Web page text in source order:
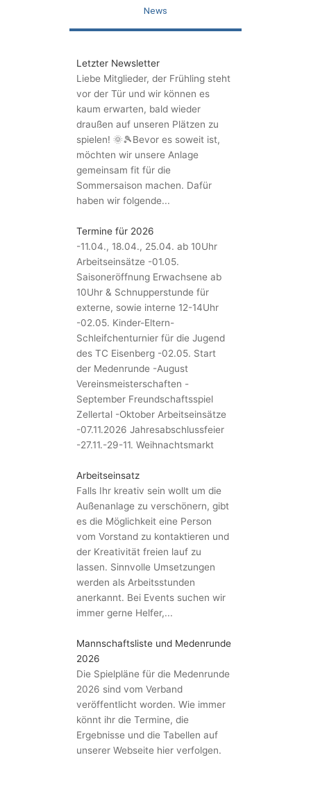
News
Letzter Newsletter
Liebe Mitglieder, der Frühling steht
vor der Tür und wir können es
kaum erwarten, bald wieder
draußen auf unseren Plätzen zu
spielen! 🌞🎾Bevor es soweit ist,
möchten wir unsere Anlage
gemeinsam fit für die
Sommersaison machen. Dafür
haben wir folgende...
Termine für 2026
-11.04., 18.04., 25.04. ab 10Uhr
Arbeitseinsätze -01.05.
Saisoneröffnung Erwachsene ab
10Uhr & Schnupperstunde für
externe, sowie interne 12-14Uhr
-02.05. Kinder-Eltern-
Schleifchenturnier für die Jugend
des TC Eisenberg -02.05. Start
der Medenrunde -August
Vereinsmeisterschaften -
September Freundschaftsspiel
Zellertal -Oktober Arbeitseinsätze
-07.11.2026 Jahresabschlussfeier
-27.11.-29-11. Weihnachtsmarkt
Arbeitseinsatz
Falls Ihr kreativ sein wollt um die
Außenanlage zu verschönern, gibt
es die Möglichkeit eine Person
vom Vorstand zu kontaktieren und
der Kreativität freien lauf zu
lassen. Sinnvolle Umsetzungen
werden als Arbeitsstunden
anerkannt. Bei Events suchen wir
immer gerne Helfer,...
Mannschaftsliste und Medenrunde
2026
Die Spielpläne für die Medenrunde
2026 sind vom Verband
veröffentlicht worden. Wie immer
könnt ihr die Termine, die
Ergebnisse und die Tabellen auf
unserer Webseite hier verfolgen.